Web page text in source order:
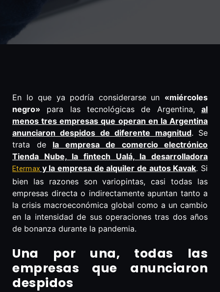
En lo que ya podría considerarse un «miércoles
negro» para las tecnológicas de Argentina, al
menos tres empresas que operan en la Argentina
anunciaron despidos de diferente magnitud. Se
trata de la empresa de comercio electrónico
Tienda Nube, la fintech Ualá, la desarrolladora
Etermax y la empresa de alquiler de autos Kavak. Si
bien las razones son variopintas, casi todas las
empresas directa o indirectamente apuntan tanto a
la crisis macroeconómica global como a un cambio
en la intensidad de sus operaciones tras dos años
de bonanza durante la pandemia.
Una por una, todas las
empresas que anunciaron
despidos